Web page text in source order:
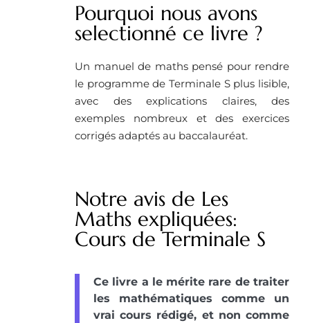
Pourquoi nous avons
selectionné ce livre ?
Un manuel de maths pensé pour rendre
le programme de Terminale S plus lisible,
avec des explications claires, des
exemples nombreux et des exercices
corrigés adaptés au baccalauréat.
Notre avis de Les
Maths expliquées:
Cours de Terminale S
Ce livre a le mérite rare de traiter
les mathématiques comme un
vrai cours rédigé, et non comme